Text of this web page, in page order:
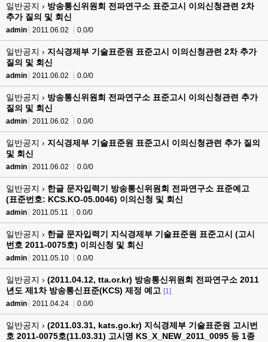
일반공지 › 방송통신위원회 전파연구소 표준고시 이의신청관련 2차
추가 질의 및 회신
admin 2011.06.02 0.0/0
일반공지 › 지식경제부 기술표준원 표준고시 이의신청관련 2차 추가
질의 및 회신
admin 2011.06.02 0.0/0
일반공지 › 방송통신위원회 전파연구소 표준고시 이의신청관련 추가
질의 및 회신
admin 2011.06.02 0.0/0
일반공지 › 지식경제부 기술표준원 표준고시 이의신청관련 추가 질의
및 회신
admin 2011.06.02 0.0/0
일반공지 › 한글 문자입력기 방송통신위원회 전파연구소 표준예고
(표준번호: KCS.KO-05.0046) 이의신청 및 회신
admin 2011.05.11 0.0/0
일반공지 › 한글 문자입력기 지식경제부 기술표준원 표준고시 (고시
번호 2011-0075호) 이의신청 및 회신
admin 2011.05.10 0.0/0
일반공지 › (2011.04.12, tta.or.kr) 방송통신위원회 전파연구소 2011
년도 제1차 방송통신표준(KCS) 제정 예고 [1]
admin
2011.04.24 0.0/0
일반공지 › (2011.03.31, kats.go.kr) 지식경제부 기술표준원 고시번
호 2011-0075호(11.03.31) 고시명 KS_X_NEW_2011_0095 등 1종